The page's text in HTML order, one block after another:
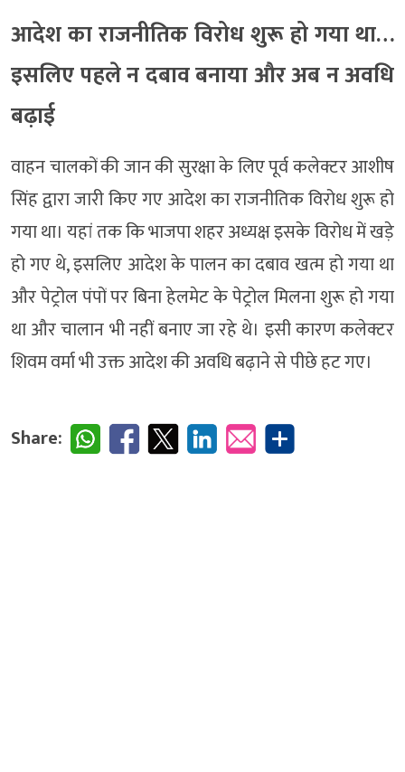
आदेश का राजनीतिक विरोध शुरू हो गया था…
इसलिए पहले न दबाव बनाया और अब न अवधि
बढ़ाई
वाहन चालकों की जान की सुरक्षा के लिए पूर्व कलेक्टर आशीष
सिंह द्वारा जारी किए गए आदेश का राजनीतिक विरोध शुरू हो
गया था। यहां तक कि भाजपा शहर अध्यक्ष इसके विरोध में खड़े
हो गए थे, इसलिए आदेश के पालन का दबाव खत्म हो गया था
और पेट्रोल पंपों पर बिना हेलमेट के पेट्रोल मिलना शुरू हो गया
था और चालान भी नहीं बनाए जा रहे थे। इसी कारण कलेक्टर
शिवम वर्मा भी उक्त आदेश की अवधि बढ़ाने से पीछे हट गए।
Share: